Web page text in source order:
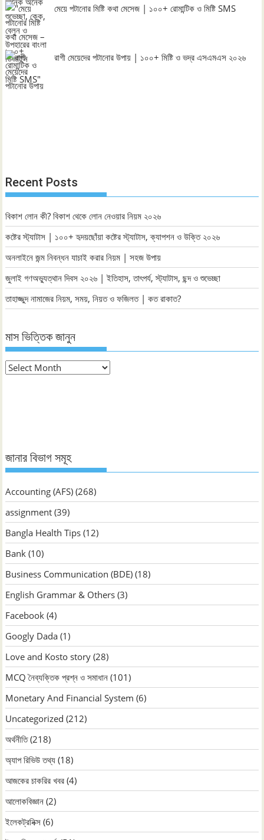
মেয়ে পটানোর মিষ্টি কথা মেসেজ | ১০০+ রোমান্টিক ও মিষ্টি SMS
রাগী মেয়েদের পটানোর উপায় | ১০০+ মিষ্টি ও ভদ্র এসএমএস ২০২৬
Recent Posts
বিকাশ লোন কী? বিকাশ থেকে লোন নেওয়ার নিয়ম ২০২৬
কষ্টের স্ট্যাটাস | ১০০+ হৃদয়ছোঁয়া কষ্টের স্ট্যাটাস, ক্যাপশন ও উক্তি ২০২৬
অনলাইনে জন্ম নিবন্ধন যাচাই করার নিয়ম | সহজ উপায়
জুলাই গণঅভ্যুত্থান দিবস ২০২৬ | ইতিহাস, তাৎপর্য, স্ট্যাটাস, ছন্দ ও শুভেচ্ছা
তাহাজ্জুদ নামাজের নিয়ম, সময়, নিয়ত ও ফজিলত | কত রাকাত?
মাস ভিত্তিক জানুন
মাস
জানার বিভাগ সমূহ
Accounting (AFS) (268)
assignment (39)
Bangla Health Tips (12)
Bank (10)
Business Communication (BDE) (18)
English Grammar & Others (3)
Facebook (4)
Googly Dada (1)
Love and Kosto story (28)
MCQ নৈব্যক্তিক প্রশ্ন ও সমাধান (101)
Monetary And Financial System (6)
Uncategorized (212)
অর্থনীতি(218)
অ্যাপ রিভিউ তথ্য (18)
আজকের চাকরির খবর (4)
আলোকবিজ্ঞান (2)
ইলেকট্রনিক্স (6)